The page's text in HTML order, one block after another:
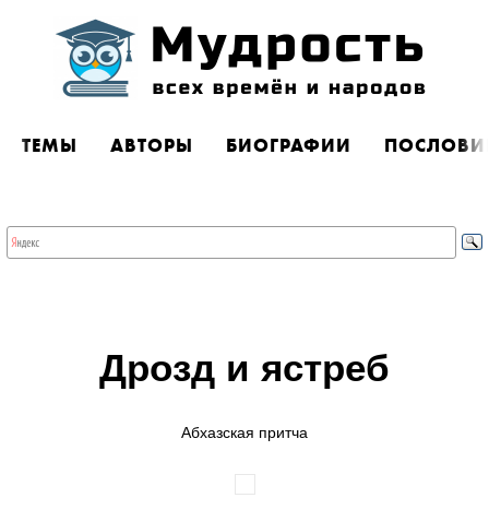
ТЕМЫ АВТОРЫ БИОГРАФИИ
Дрозд и ястреб
Абхазская притча